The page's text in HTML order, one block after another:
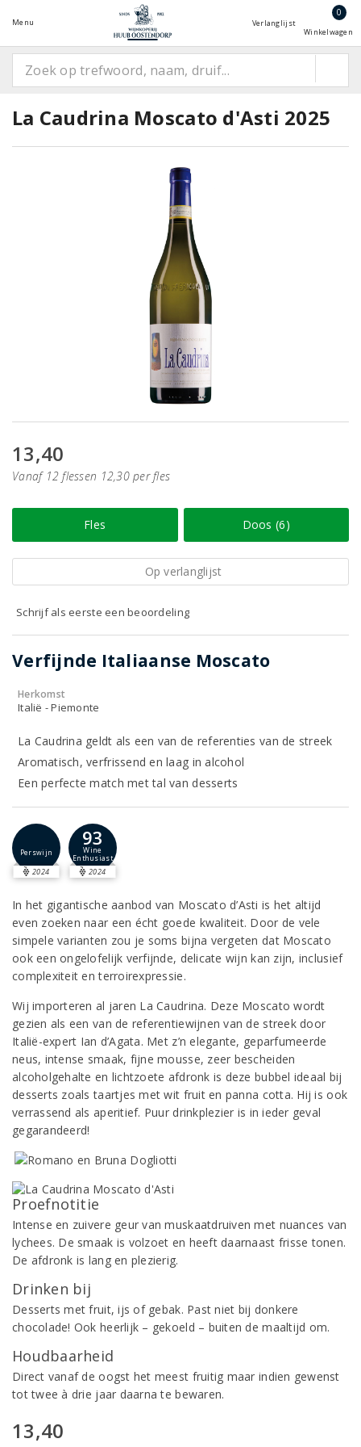
Menu Verlanglijst
0
Winkelwagen
La Caudrina Moscato d'Asti 2025
13,40
Vanaf 12 flessen 12,30 per fles
Fles Doos (6)
Op verlanglijst
Schrijf als eerste een beoordeling
Verfijnde Italiaanse Moscato
Herkomst
Italië - Piemonte
La Caudrina geldt als een van de referenties van de streek
Aromatisch, verfrissend en laag in alcohol
Een perfecte match met tal van desserts
Perswijn
2024
93
Wine
Enthusiast
2024
In het gigantische aanbod van Moscato d’Asti is het altijd
even zoeken naar een écht goede kwaliteit. Door de vele
simpele varianten zou je soms bijna vergeten dat Moscato
ook een ongelofelijk verfijnde, delicate wijn kan zijn, inclusief
complexiteit en terroirexpressie.
Wij importeren al jaren La Caudrina. Deze Moscato wordt
gezien als een van de referentiewijnen van de streek door
Italië-expert Ian d’Agata. Met z’n elegante, geparfumeerde
neus, intense smaak, fijne mousse, zeer bescheiden
alcoholgehalte en lichtzoete afdronk is deze bubbel ideaal bij
desserts zoals taartjes met wit fruit en panna cotta. Hij is ook
verrassend als aperitief. Puur drinkplezier is in ieder geval
gegarandeerd!
Proefnotitie
Intense en zuivere geur van muskaatdruiven met nuances van
lychees. De smaak is volzoet en heeft daarnaast frisse tonen.
De afdronk is lang en plezierig.
Drinken bij
Desserts met fruit, ijs of gebak. Past niet bij donkere
chocolade! Ook heerlijk – gekoeld – buiten de maaltijd om.
Houdbaarheid
Direct vanaf de oogst het meest fruitig maar indien gewenst
tot twee à drie jaar daarna te bewaren.
13,40